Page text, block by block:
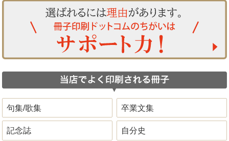
句集/歌集 卒業文集
記念誌 自分史